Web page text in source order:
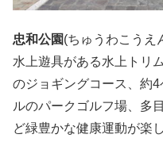
忠和公園(ちゅうわこうえ
水上遊具がある水上トリ
のジョギングコース、約
ルのパークゴルフ場、多
ど緑豊かな健康運動が楽